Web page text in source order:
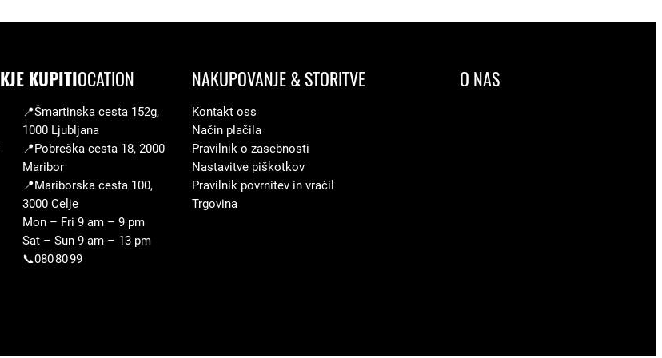
e
č
j
a
–
m
a
j
i
KJE KUPITIOCATION
📍Šmartinska cesta 152g,
1000 Ljubljana
📍Pobreška cesta 18, 2000
Maribor
📍Mariborska cesta 100,
3000 Celje
Mon – Fri 9 am – 9 pm
Sat – Sun 9 am – 13 pm
📞080 80 99
NAKUPOVANJE & STORITVE
Kontakt oss
Način plačila
Pravilnik o zasebnosti
Nastavitve piškotkov
Pravilnik povrnitev in vračil
Trgovina
O NAS